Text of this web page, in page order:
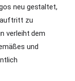
neu gestaltet,
zu
verleiht dem
und